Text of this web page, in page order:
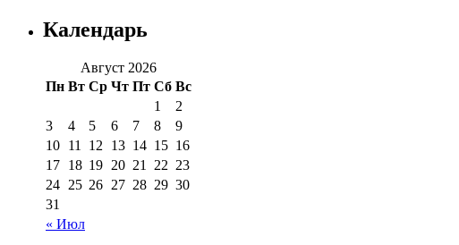
Календарь
Август 2026
Пн Вт Ср Чт Пт Сб Вс
« Июл
1
2
3
4 5 6 7 8
9
10 11 12 13 14 15 16
17 18 19 20 21 22 23
24 25 26 27 28 29 30
31